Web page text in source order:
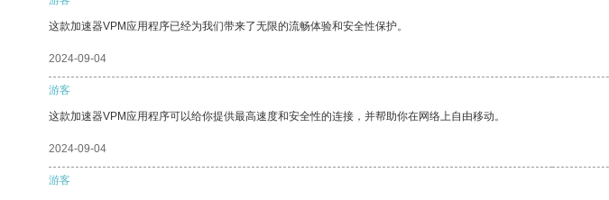
这款加速器VPM应用程序已经为我们带来了无限的流畅体验和安全性保护。
2024-09-04
游客
这款加速器VPM应用程序可以给你提供最高速度和安全性的连接，并帮助你在网络上自由移动。
2024-09-04
游客